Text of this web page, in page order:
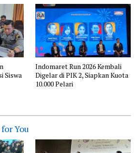
Siswa
Indomaret Run 2026 Kembali
Digelar di PIK 2, Siapkan Kuota
10.000 Pelari
You